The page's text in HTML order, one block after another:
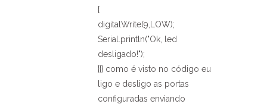
{
digitalWrite(9,LOW);
Serial.println("Ok, led
desligado!");
}}} como é visto no código eu
ligo e desligo as portas
configuradas enviando